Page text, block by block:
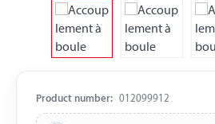
Product number: 012099912